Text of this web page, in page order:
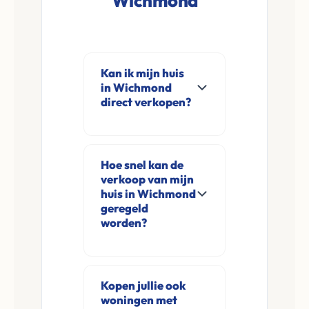
Kan ik mijn huis
in Wichmond
direct verkopen?
direct aan in
Wichmond en
omgeving. U
verkoopt
financieringsvoorbehoud
en zonder
Hoe snel kan de
verkoop van mijn
huis in Wichmond
geregeld
worden?
aanvraag en
Kopen jullie ook
woningen met